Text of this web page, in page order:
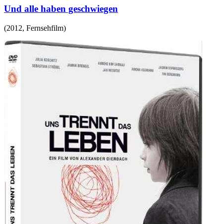
Und alle haben geschwiegen
(2012, Fernsehfilm)